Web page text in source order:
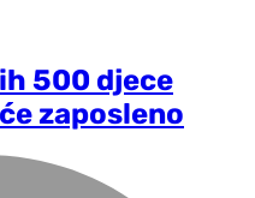
500 djece
zaposleno